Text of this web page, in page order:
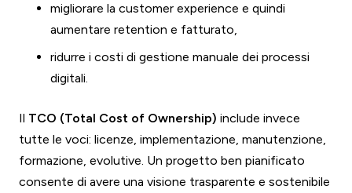
migliorare la customer experience e quindi
aumentare retention e fatturato,
ridurre i costi di gestione manuale dei processi
digitali.
Il TCO (Total Cost of Ownership) include invece
tutte le voci: licenze, implementazione, manutenzione,
formazione, evolutive. Un progetto ben pianificato
consente di avere una visione trasparente e sostenibile